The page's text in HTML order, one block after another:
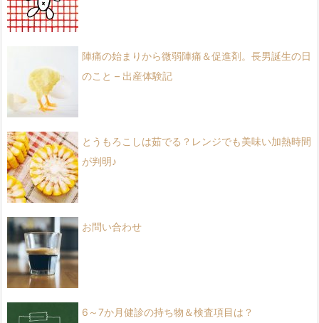
陣痛の始まりから微弱陣痛＆促進剤。長男誕生の日
のこと – 出産体験記
とうもろこしは茹でる？レンジでも美味い加熱時間
が判明♪
お問い合わせ
6～7か月健診の持ち物＆検査項目は？